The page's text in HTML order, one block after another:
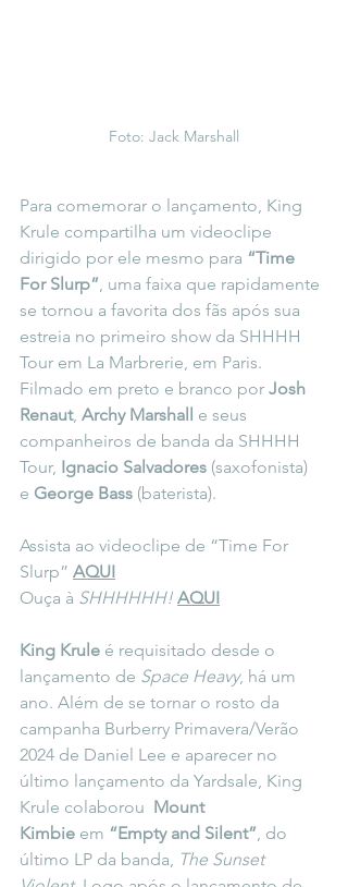
Foto: Jack Marshall
Para comemorar o lançamento, King
Krule compartilha um videoclipe
dirigido por ele mesmo para “Time
For Slurp”, uma faixa que rapidamente
se tornou a favorita dos fãs após sua
estreia no primeiro show da SHHHH
Tour em La Marbrerie, em Paris.
Filmado em preto e branco por Josh
Renaut, Archy Marshall
e seus
companheiros de banda da SHHHH
Tour, Ignacio Salvadores (saxofonista)
e George Bass (baterista).
Assista ao videoclipe de “Time For
Slurp” AQUI
Ouça à SHHHHHH! AQUI
King Krule é requisitado desde o
lançamento de Space Heavy, há um
ano. Além de se tornar o rosto da
campanha Burberry Primavera/Verão
2024 de Daniel Lee e aparecer no
último lançamento da Yardsale, King
Krule colaborou Mount
Kimbie em “Empty and Silent”, do
último LP da banda, The Sunset